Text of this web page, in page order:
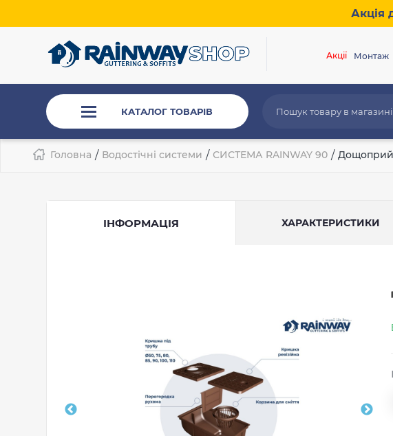
Акція
Акції Монтаж
КАТАЛОГ ТОВАРІВ
Головна / Водостічні системи / СИСТЕМА RAINWAY 90 /
ІНФОРМАЦІЯ ХАРАКТЕРИСТИКИ